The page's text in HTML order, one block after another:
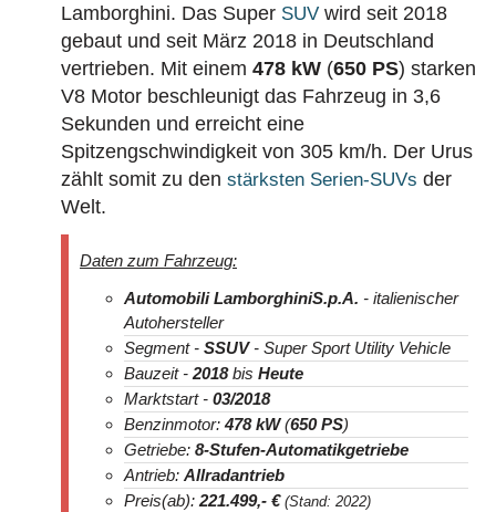
Lamborghini. Das Super SUV wird seit 2018
gebaut und seit März 2018 in Deutschland
vertrieben. Mit einem 478 kW (650 PS) starken
V8 Motor beschleunigt das Fahrzeug in 3,6
Sekunden und erreicht eine
Spitzengschwindigkeit von 305 km/h. Der Urus
zählt somit zu den stärksten Serien-SUVs der
Welt.
Daten zum Fahrzeug:
Automobili LamborghiniS.p.A. - italienischer
Autohersteller
Segment - SSUV- Super Sport Utility Vehicle
Bauzeit - 2018bis Heute
Marktstart - 03/2018
Benzinmotor:478 kW(650 PS)
Getriebe: 8-Stufen-Automatikgetriebe
Antrieb: Allradantrieb
Preis(ab): 221.499,- € (Stand: 2022)